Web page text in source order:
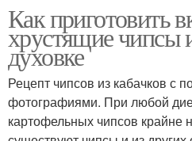
Как приготовить
хрустящие чипсы
духовке
Рецепт чипсов из кабачков с
фотографиями. При любой
картофельных чипсов крайне